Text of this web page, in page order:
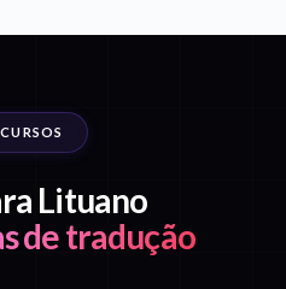
Lituano
de tradução